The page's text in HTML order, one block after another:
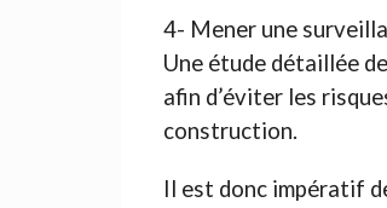
4- Mener une
Une étude détaillée
afin d’éviter les
construction.
Il est donc impératif